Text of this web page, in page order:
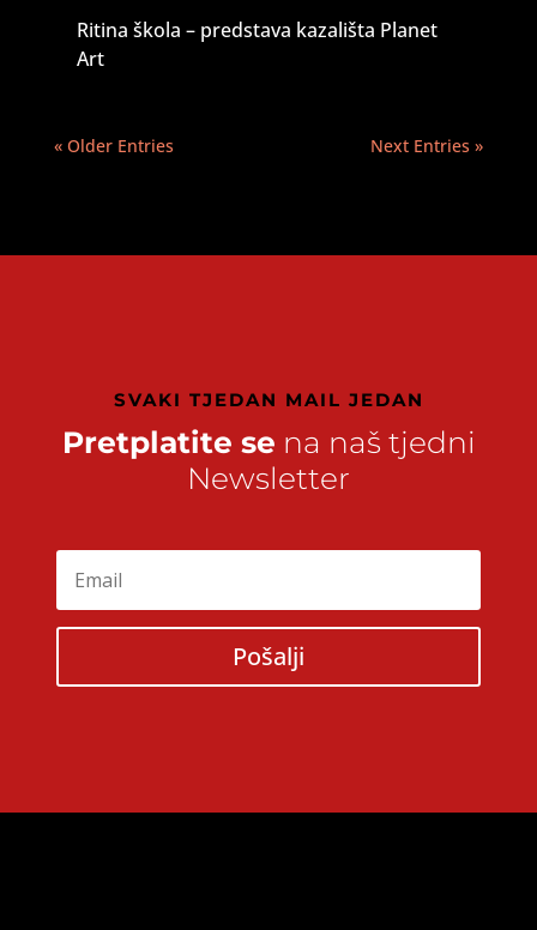
Ritina škola – predstava kazališta Planet
Art
« Older Entries Next Entries »
SVAKI TJEDAN MAIL JEDAN
Pretplatite se na naš tjedni
Newsletter
Pošalji